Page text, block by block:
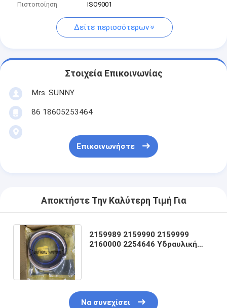
Πιστοποίηση
ISO9001
Δείτε περισσότερων
Στοιχεία Επικοινωνίας
Mrs. SUNNY
86 18605253464
Επικοινωνήστε
Αποκτήστε Την Καλύτερη Τιμή Για
2159989 2159990 2159999
2160000 2254646 Υδραυλική
Να συνεχίσει